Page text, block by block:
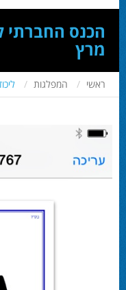
הכנס החברתי
מרץ
ראשי המפלגות